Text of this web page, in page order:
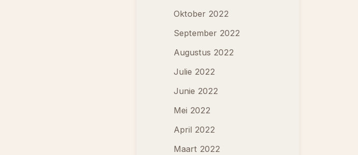
Oktober 2022
September 2022
Augustus 2022
Julie 2022
Junie 2022
Mei 2022
April 2022
Maart 2022